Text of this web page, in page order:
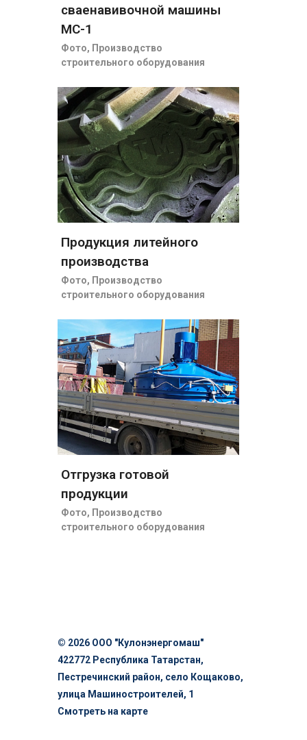
сваенавивочной машины
МС-1
Фото, Производство
строительного оборудования
Продукция литейного
производства
Фото, Производство
строительного оборудования
Отгрузка готовой
продукции
Фото, Производство
строительного оборудования
© 2026 ООО "Кулонэнергомаш"
422772 Республика Татарстан,
Пестречинский район, село Кощаково,
улица Машиностроителей, 1
Смотреть на карте